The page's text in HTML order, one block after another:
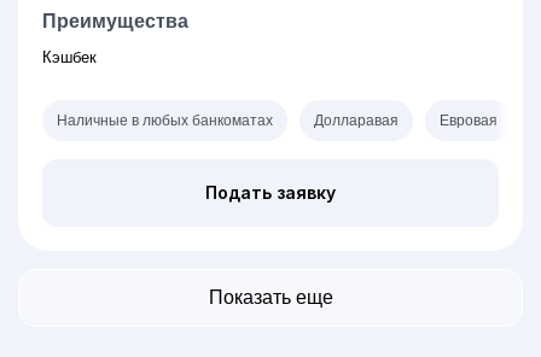
Преимущества
Кэшбек
Подать заявку
Наличные в любых банкоматах Долларавая Евровая
Показать еще